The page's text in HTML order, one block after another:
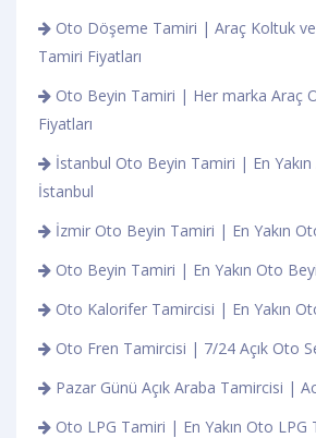
Oto Döşeme Tamiri | Araç Koltuk
Tamiri Fiyatları
Oto Beyin Tamiri | Her marka Araç
Fiyatları
İstanbul Oto Beyin Tamiri | En Yakın
İstanbul
İzmir Oto Beyin Tamiri | En Yakın
Oto Beyin Tamiri | En Yakın Oto
Oto Kalorifer Tamircisi | En Yakın
Oto Fren Tamircisi | 7/24 Açık Oto
Pazar Günü Açık Araba Tamircisi |
Oto LPG Tamiri | En Yakın Oto LPG